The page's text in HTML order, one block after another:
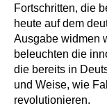
Fortschritten, die
heute auf dem
Ausgabe widmen
beleuchten die
die bereits in
und Weise, wie
revolutionieren.